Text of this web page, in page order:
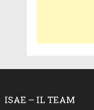
ISAE – IL TEAM